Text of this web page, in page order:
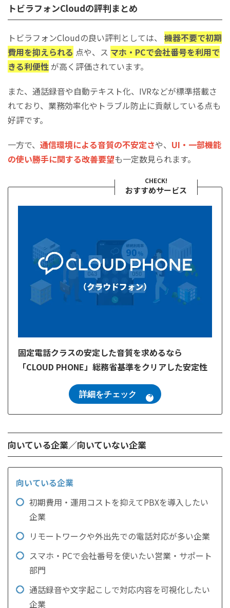
トビラフォンCloudのデメリット・注意点
​​​​​​​インターネット環境により通話品質が左右される
一部の電話番号へ発信できない場合がある
トビラフォンCloudの導入がおすすめの企業
安定性・セキュリティ重視のクラウドPBXを求める企業
電話対応の品質改善を目指す企業・コール業務担当者
​​​​​​​トビラフォンCloudの導入事例・実績
株式会社ウィルオブ・ワーク
​​​​​​​トビラフォンCloudの申し込み・解約方法
​​​​​​​トビラフォンCloudの申し込み方法
​​​​​​​トビラフォンCloudの解約方法と最低利用期間
トビラフォンCloudに関するよくある質問
まとめ
トビラフォンCloudの評判まとめ
トビラフォンCloudの良い評判としては、 機器不要で初期
費用を抑えられる 点や、ス マホ・PCで会社番号を利用で
きる利便性が高く評価されています。
また、通話録音や自動テキスト化、IVRなどが標準搭載さ
れており、業務効率化やトラブル防止に貢献している点も
好評です。
一方で、 通信環境による音質の不安定さや、 UI・一部機能
の使い勝手に関する改善要望も一定数見られます。
CHECK!
おすすめサービス
固定電話クラスの安定した音質を求めるなら
「CLOUD PHONE」総務省基準をクリアした安定性
詳細をチェック
向いている企業／向いていない企業
初期費用・運用コストを抑えてPBXを導入したい
企業
リモートワークや外出先での電話対応が多い企業
スマホ・PCで会社番号を使いたい営業・サポート
部門
通話録音や文字起こしで対応内容を可視化したい
企業